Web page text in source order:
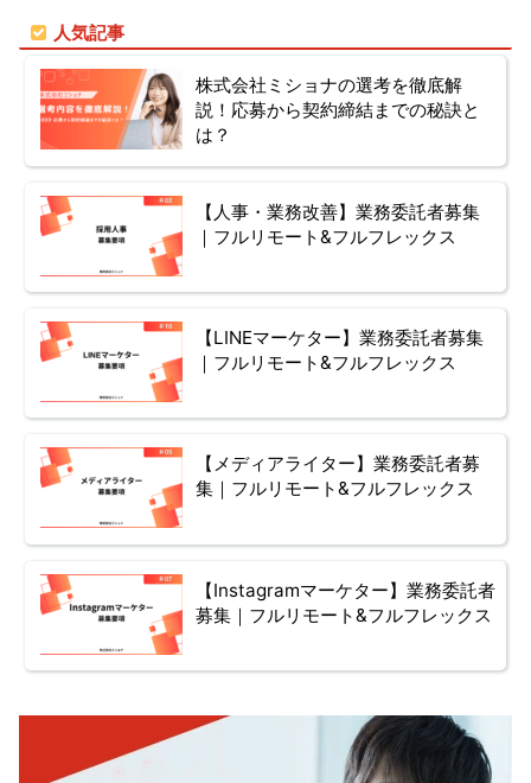
人気記事
株式会社ミショナの選考を徹底解
説！応募から契約締結までの秘訣と
は？
【人事・業務改善】業務委託者募集
｜フルリモート&フルフレックス
【LINEマーケター】業務委託者募集
｜フルリモート&フルフレックス
【メディアライター】業務委託者募
集｜フルリモート&フルフレックス
【Instagramマーケター】業務委託者
募集｜フルリモート&フルフレックス